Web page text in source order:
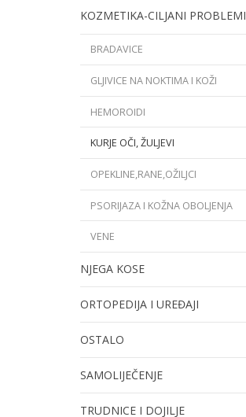
KOZMETIKA-CILJANI PROBLEMI
BRADAVICE
GLJIVICE NA NOKTIMA I KOŽI
HEMOROIDI
KURJE OČI, ŽULJEVI
OPEKLINE,RANE,OŽILJCI
PSORIJAZA I KOŽNA OBOLJENJA
VENE
NJEGA KOSE
ORTOPEDIJA I UREĐAJI
OSTALO
SAMOLIJEČENJE
TRUDNICE I DOJILJE